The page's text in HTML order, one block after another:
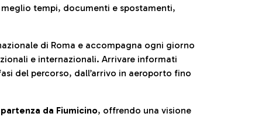
tempi, documenti e spostamenti,
di Roma e accompagna ogni giorno
e internazionali. Arrivare informati
del percorso, dall’arrivo in aeroporto fino
da Fiumicino, offrendo una visione